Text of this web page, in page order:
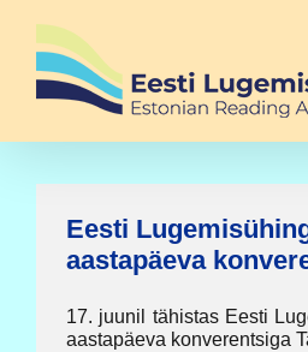
content
Eesti
aastapäeva
17. juunil tähistas Eesti
aastapäeva konverentsiga